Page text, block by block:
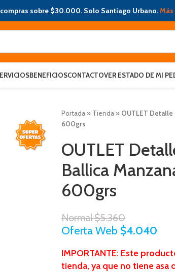
sobre $30.000. Solo Santiago Urbano.
BENEFICIOSCONTACTOVER ESTADO DE MI
Portada » Tienda » OUTLET Detalle
600grs
OUTLET
Ballica
600grs
Normal$5.360
Oferta Web $4.040
IMPORTANTE: Este
tienda, ya que no tiene asa